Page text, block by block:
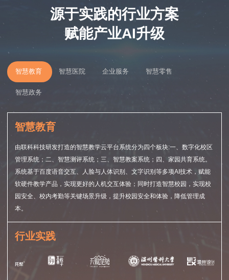
源于实践的行业方案
赋能产业AI升级
智慧教育 智慧医院 企业服务 智慧零售
智慧政务
智慧教育
由联科科技研发打造的智慧教学云平台系统分为四个板块:一、数字化校区
管理系统；二、智慧测评系统；三、智慧教案系统；四、家园共育系统。
系统基于百度语音交互、人脸与人体识别、文字识别等多项AI技术，赋能
软硬件教学产品，实现更好的人机交互体验；同时打造智慧校园，实现校
园安全、校内考勤等关键场景升级，提升校园安全和体验，降低管理成
本。
行业实践